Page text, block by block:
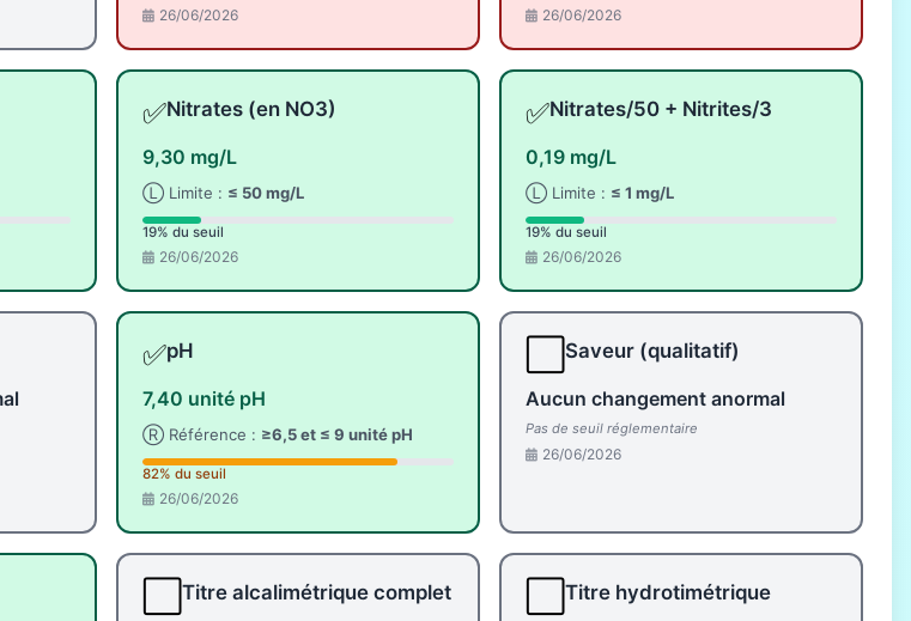
26/06/2026 26/06/2026
✅Nitrates (en NO3)
9,30 mg/L
Ⓛ Limite : ≤ 50 mg/L
19% du seuil
26/06/2026
✅Nitrates/50 + Nitrites/3
0,19 mg/L
Ⓛ Limite : ≤ 1 mg/L
19% du seuil
26/06/2026
✅pH
7,40 unité pH
Ⓡ Référence : ≥6,5 et ≤ 9 unité pH
82% du seuil
26/06/2026
Saveur (qualitatif)
Aucun changement anormal
Pas de seuil réglementaire
26/06/2026
Titre alcalimétrique complet
Titre hydrotimétrique